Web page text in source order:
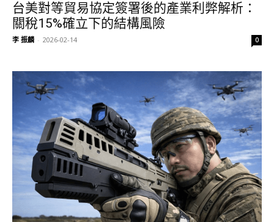
台美對等貿易協定簽署後的產業利弊解析：
關稅15%確立下的結構風險
李 振麟 - 2026-02-14 0